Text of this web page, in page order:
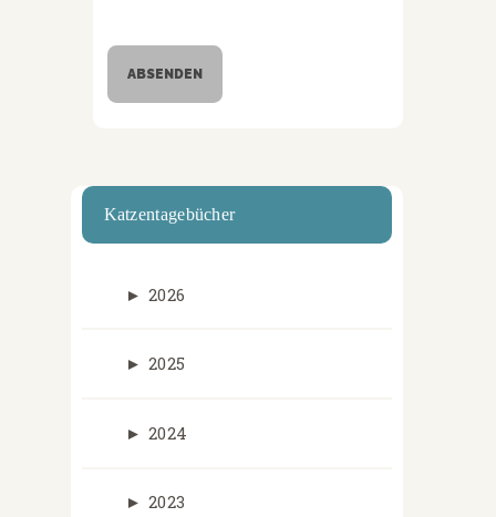
Katzentagebücher
► 2026
► 2025
► 2024
► 2023